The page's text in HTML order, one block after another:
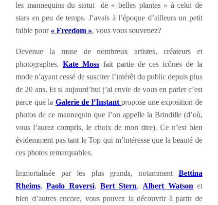
les mannequins du statut de « belles plantes » à celui de
stars en peu de temps. J’avais à l’époque d’ailleurs un petit
faible pour « Freedom », vous vous souvenez?
Devenue la muse de nombreux artistes, créateurs et
photographes, Kate Moss fait partie de ces icônes de la
mode n’ayant cessé de susciter l’intérêt du public depuis plus
de 20 ans. Et si aujourd’hui j’ai envie de vous en parler c’est
parce que la Galerie de l’Instantpropose une exposition de
photos de ce mannequin que l’on appelle la Brindille (d’où,
vous l’aurez compris, le choix de mon titre). Ce n’est bien
évidemment pas tant le Top qui m’intéresse que la beauté de
ces photos remarquables.
Immortalisée par les plus grands, notamment Bettina
Rheims,Paolo Roversi, Bert Stern,Albert Watsonet
bien d’autres encore, vous pouvez la découvrir à partir de